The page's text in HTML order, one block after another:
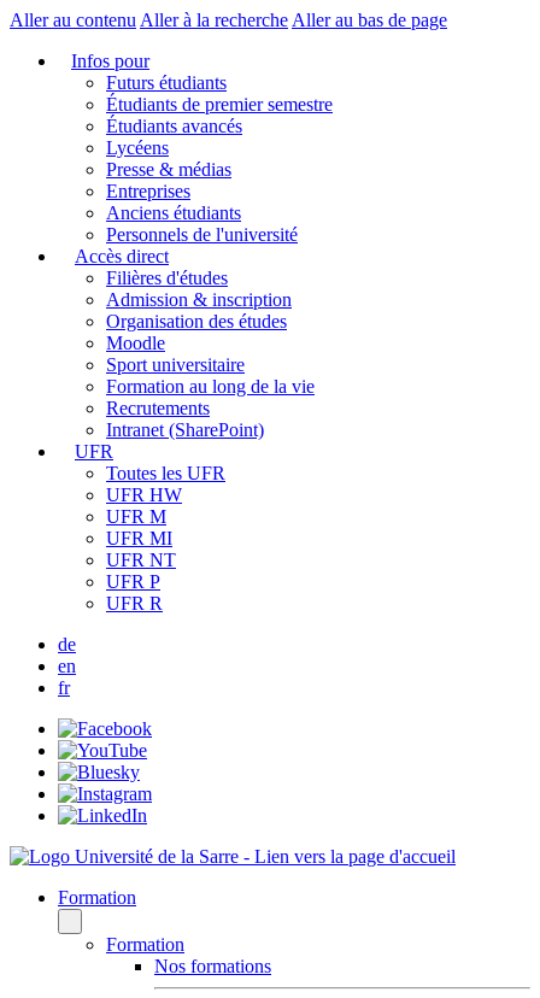
Aller au contenu Aller à la recherche Aller au bas de page
Infos pour
Futurs étudiants
Étudiants de premier semestre
Étudiants avancés
Lycéens
Presse & médias
Entreprises
Anciens étudiants
Personnels de l'université
Accès direct
Filières d'études
Admission & inscription
Organisation des études
Moodle
Sport universitaire
Formation au long de la vie
Recrutements
Intranet (SharePoint)
UFR
Toutes les UFR
UFR HW
UFR M
UFR MI
UFR NT
UFR P
UFR R
de
en
fr
Formation
Formation
Nos formations